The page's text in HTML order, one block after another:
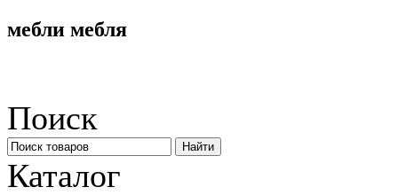
мебли мебля
Поиск
Каталог